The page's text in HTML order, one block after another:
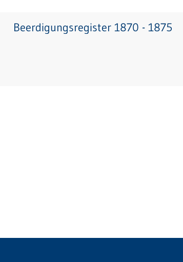
Beerdigungsregister 1870 - 1875